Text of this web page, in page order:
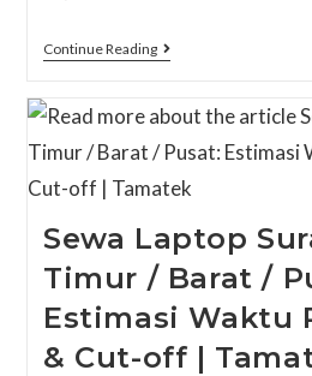
Continue Reading
Sewa Laptop
Timur / Barat /
Estimasi Waktu
& Cut-off |